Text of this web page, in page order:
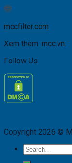
mccfilter.com
Xem thêm: mcc.vn
Follow Us
Copyright 2026 ©
Search
for: